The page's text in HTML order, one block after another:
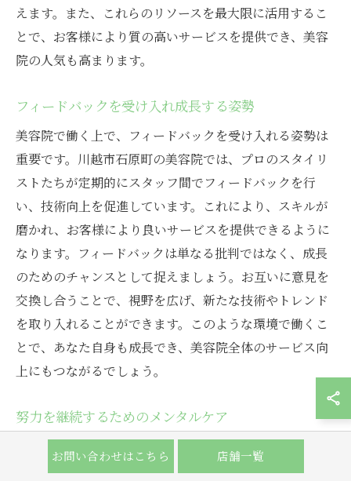
えます。また、これらのリソースを最大限に活用するこ
とで、お客様により質の高いサービスを提供でき、美容
院の人気も高まります。
フィードバックを受け入れ成長する姿勢
美容院で働く上で、フィードバックを受け入れる姿勢は
重要です。川越市石原町の美容院では、プロのスタイリ
ストたちが定期的にスタッフ間でフィードバックを行
い、技術向上を促進しています。これにより、スキルが
磨かれ、お客様により良いサービスを提供できるように
なります。フィードバックは単なる批判ではなく、成長
のためのチャンスとして捉えましょう。お互いに意見を
交換し合うことで、視野を広げ、新たな技術やトレンド
を取り入れることができます。このような環境で働くこ
とで、あなた自身も成長でき、美容院全体のサービス向
上にもつながるでしょう。
努力を継続するためのメンタルケア
美容院での仕事は、技術だけでなくメンタル面のケアも
重要です。川越市石原町の美容院では、スタッフのメン
お問い合わせはこちら 店舗一覧